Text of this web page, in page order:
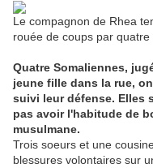
Le compagnon de Rhea
rouée de coups par
Quatre Somaliennes,
jeune fille dans la rue,
suivi leur défense. Elles
pas avoir l'habitude de
musulmane.
Trois soeurs et une
blessures volontaires sur